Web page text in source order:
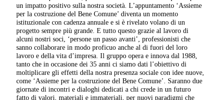
un impatto positivo sulla nostra società. L’appuntamento ‘Assieme
per la costruzione del Bene Comune’ diventa un momento
istituzionale con cadenza annuale e si è rivelato volano di un
progetto sempre più grande. E tutto questo grazie al lavoro di
alcuni nostri soci, ‘persone un passo avanti’, professionisti che
sanno collaborare in modo proficuo anche al di fuori del loro
lavoro e della vita d’impresa. Il gruppo opera e innova dal 1988,
tanto che in occasione dei 35 anni ci siamo dati l’obiettivo di
moltiplicare gli effetti della nostra presenza sociale con idee nuove,
come ‘Assieme per la costruzione del Bene Comune’. Saranno due
giornate di incontri e dialoghi dedicati a chi crede in un futuro
fatto di valori, materiali e immateriali, per nuovi paradigmi che